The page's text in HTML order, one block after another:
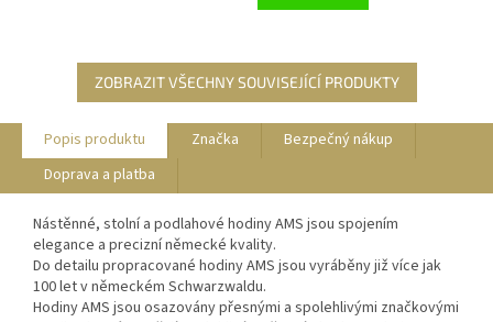
ZOBRAZIT VŠECHNY SOUVISEJÍCÍ PRODUKTY
Popis produktu Značka
Bezpečný nákup
Doprava a platba
Nástěnné, stolní a podlahové hodiny AMS jsou spojením
elegance a precizní německé kvality.
Do detailu propracované hodiny AMS jsou vyráběny již více jak
100 let v německém Schwarzwaldu.
Hodiny AMS jsou osazovány přesnými a spolehlivými značkovými